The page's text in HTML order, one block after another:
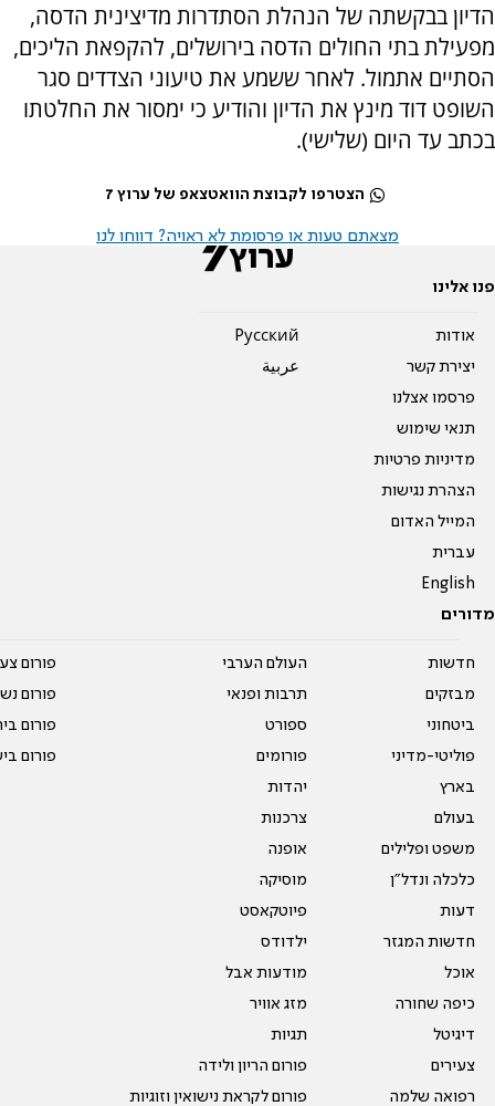
הדיון בבקשתה של הנהלת הסתדרות מדיצינית הדסה,
מפעילת בתי החולים הדסה בירושלים, להקפאת הליכים,
הסתיים אתמול. לאחר ששמע את טיעוני הצדדים סגר
השופט דוד מינץ את הדיון והודיע כי ימסור את החלטתו
בכתב עד היום (שלישי).
הצטרפו לקבוצת הוואטצאפ של ערוץ 7
מצאתם טעות או פרסומת לא ראויה? דווחו לנו
פנו אלינו
אודות
יצירת קשר
פרסמו אצלנו
תנאי שימוש
מדיניות פרטיות
הצהרת נגישות
המייל האדום
עברית
English
Pусский
عربية
מדורים
חדשות
מבזקים
ביטחוני
פוליטי-מדיני
בארץ
בעולם
משפט ופלילים
כלכלה ונדל"ן
דעות
חדשות המגזר
אוכל
כיפה שחורה
דיגיטל
צעירים
רפואה שלמה
העולם הערבי
תרבות ופנאי
ספורט
פורומים
יהדות
צרכנות
אופנה
מוסיקה
פיוטקאסט
ילדודס
מודעות אבל
מזג אוויר
תגיות
פורום הריון ולידה
פורום לקראת נישואין וזוגיות
פורום
פורום
פורום
פורום